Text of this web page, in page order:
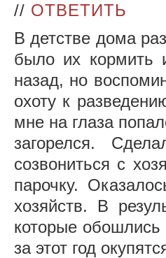
// ОТВЕТИТЬ
В детстве дома
было их кормить
назад, но
охоту к
мне на глаза
загорелся.
созвониться с
парочку.
хозяйств. В
которые
за этот год